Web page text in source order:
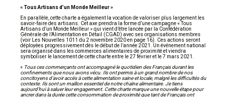
« Tous Artisans d’un Monde Meilleur »
En parallèle, cette charte a également la vocation de valoriser plus largement les
savoir-faire des artisans. Cet axe prendra la forme d’une campagne « Tous
Artisans d’un Monde Meilleur » qui vient d’être lancée par la Confédération
Générale de l’Alimentation en Détail (CGAD) avec ses organisations membres
(voir Les Nouvelles 1011 du 2 novembre 2020 en page 16). Ces actions seront
déployées progressivement dès le début de l’année 2021. Un événement national
sera organisé dans les commerces alimentaires de proximité et viendra
symboliser le lancement de cette charte entre le 27 février et le 7 mars 2021.
« Tous ces commerçants ont accompagné le quotidien des Français durant les
confinements que nous avons vécu. Ils ont permis à un grand nombre de nos
concitoyens d’avoir accès à cette alimentation saine et locale, malgré les difficultés du
contexte. Ils sont un maillon essentiel de notre chaîne alimentaire. Je tiens
aujourd’hui à saluer leur engagement. Cette charte marque une nouvelle étape pour
ancrer dans la durée cette consommation de proximité que tant de Français ont